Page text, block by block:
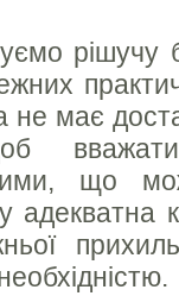
рішучу
не має
що